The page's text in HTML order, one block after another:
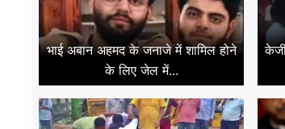
भाई अबान अहमद के जनाजे में शामिल होने
के लिए जेल में...